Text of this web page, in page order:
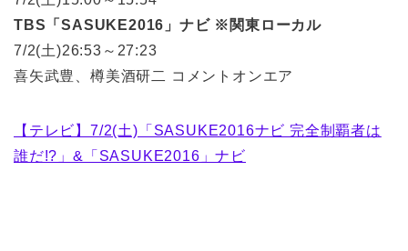
TBS「SASUKE2016」ナビ ※関東ローカル
7/2(土)26:53～27:23
喜矢武豊、樽美酒研二 コメントオンエア
【テレビ】7/2(土)「SASUKE2016ナビ 完全制覇者は
誰だ!?」&「SASUKE2016」ナビ